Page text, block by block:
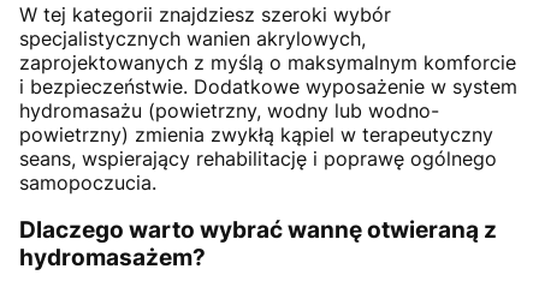
W tej kategorii znajdziesz szeroki wybór
specjalistycznych wanien akrylowych,
zaprojektowanych z myślą o maksymalnym komforcie
i bezpieczeństwie. Dodatkowe wyposażenie w system
hydromasażu (powietrzny, wodny lub wodno-
powietrzny) zmienia zwykłą kąpiel w terapeutyczny
seans, wspierający rehabilitację i poprawę ogólnego
samopoczucia.
Dlaczego warto wybrać wannę otwieraną z
hydromasażem?